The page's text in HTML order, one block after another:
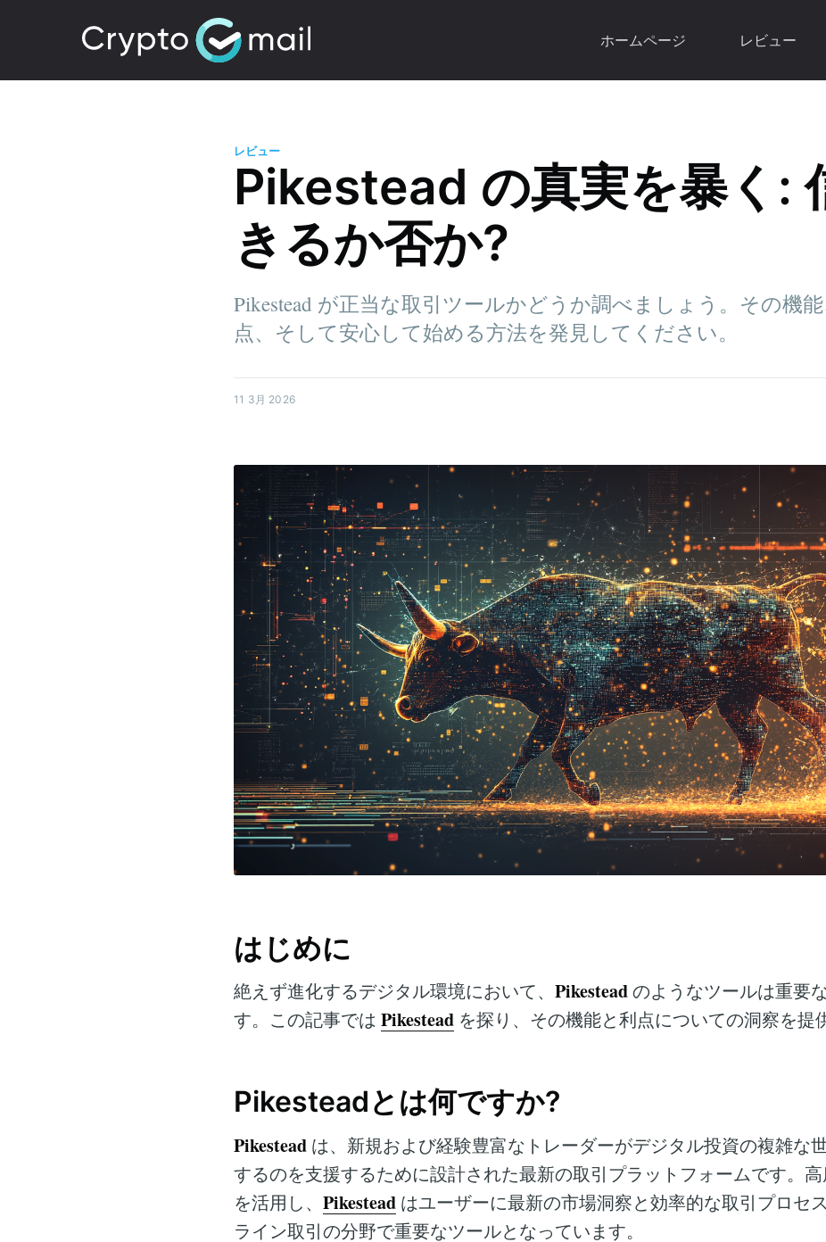
ホームページ レビュー
レビュー
Pikestead の真実を暴く:
きるか否か?
Pikestead が正当な取引ツールかどうか調べましょう。その機
点、そして安心して始める方法を発見してください。
11 3月 2026
はじめに
絶えず進化するデジタル環境において、 Pikesteadのようなツールは重要
す。この記事では Pikestead を探り、その機能と利点についての洞察を提
Pikesteadとは何ですか?
Pikestead は、新規および経験豊富なトレーダーがデジタル投資の複雑な
するのを支援するために設計された最新の取引プラットフォームです。
を活用し、 Pikestead はユーザーに最新の市場洞察と効率的な取引プロセ
ライン取引の分野で重要なツールとなっています。